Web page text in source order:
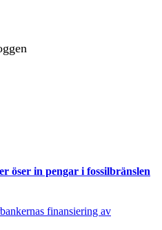
öser in pengar i fossilbränslen
finansiering av